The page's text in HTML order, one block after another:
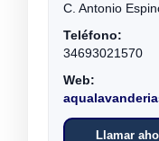
C. Antonio
Teléfono:
34693021570
Web:
Llamar